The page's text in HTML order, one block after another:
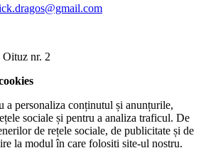
Oituz nr. 2
a personaliza conținutul și anunțurile,
sociale și pentru a analiza traficul. De
de rețele sociale, de publicitate și de
la modul în care folosiți site-ul nostru.